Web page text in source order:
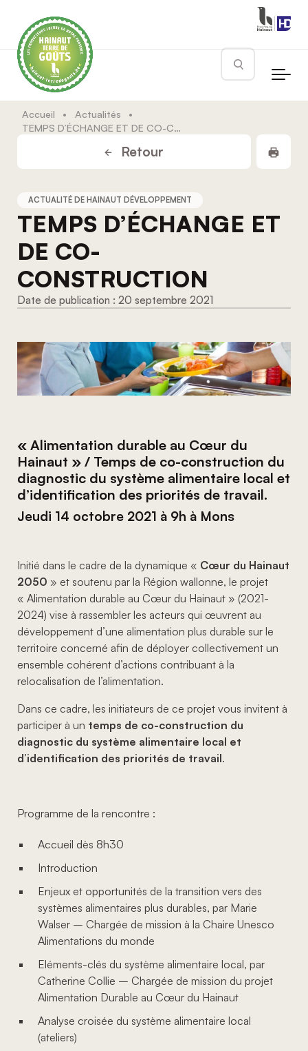
Rechercher
Accueil • Actualités
•
TEMPS D’ÉCHANGE ET DE CO-CONSTRUCTION
Retour
ACTUALITÉ DE HAINAUT DÉVELOPPEMENT
TEMPS D’ÉCHANGE ET
DE CO-
CONSTRUCTION
20 septembre 2021
« Alimentation durable au Cœur du
Hainaut » / Temps de co-construction du
diagnostic du système alimentaire local et
d’identification des priorités de travail.
Jeudi 14 octobre 2021 à 9h à Mons
Initié dans le cadre de la dynamique « Cœur du Hainaut
2050 » et soutenu par la Région wallonne, le projet
« Alimentation durable au Cœur du Hainaut » (2021-
2024) vise à rassembler les acteurs qui œuvrent au
développement d’une alimentation plus durable sur le
territoire concerné afin de déployer collectivement un
ensemble cohérent d’actions contribuant à la
relocalisation de l’alimentation.
Dans ce cadre, les initiateurs de ce projet vous invitent à
participer à un temps de co-construction du
diagnostic du système alimentaire local et
d’identification des priorités de travail.
Programme de la rencontre :
Accueil dès 8h30
Introduction
Enjeux et opportunités de la transition vers des
systèmes alimentaires plus durables, par Marie
Walser – Chargée de mission à la Chaire Unesco
Alimentations du monde
Eléments-clés du système alimentaire local, par
Catherine Collie – Chargée de mission du projet
Alimentation Durable au Cœur du Hainaut
Analyse croisée du système alimentaire local
(ateliers)